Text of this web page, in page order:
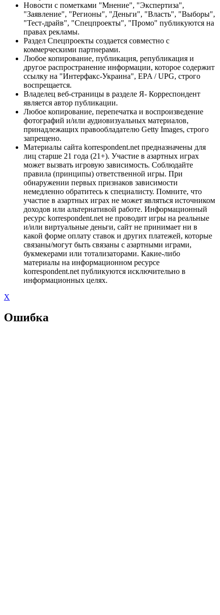
Новости с пометками "Мнение", "Экспертиза",
"Заявление", "Регионы", "Деньги", "Власть", "Выборы",
"Тест-драйв", "Спецпроекты", "Промо" публикуются на
правах рекламы.
Раздел Спецпроекты создается совместно с
коммерческими партнерами.
Любое копирование, публикация, републикация и
другое распространение информации, которое содержит
ссылку на "Интерфакс-Украина", EPA / UPG, строго
воспрещается.
Владелец веб-страницы в разделе Я- Корреспондент
является автор публикации.
Любое копирование, перепечатка и воспроизведение
фотографий и/или аудиовизуальных материалов,
принадлежащих правообладателю Getty Images, строго
запрещено.
Материалы сайта korrespondent.net предназначены для
лиц старше 21 года (21+). Участие в азартных играх
может вызвать игровую зависимость. Соблюдайте
правила (принципы) ответственной игры. При
обнаружении первых признаков зависимости
немедленно обратитесь к специалисту. Помните, что
участие в азартных играх не может являться источником
доходов или альтернативой работе. Информационный
ресурс korrespondent.net не проводит игры на реальные
и/или виртуальные деньги, сайт не принимает ни в
какой форме оплату ставок и других платежей, которые
связаны/могут быть связаны с азартными играми,
букмекерами или тотализаторами. Какие-либо
материалы на информационном ресурсе
korrespondent.net публикуются исключительно в
информационных целях.
X
Ошибка